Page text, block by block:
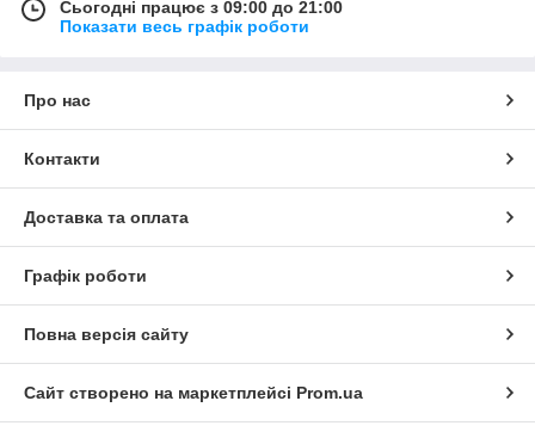
Сьогодні працює з 09:00 до 21:00
Показати весь графік роботи
Про нас
Контакти
Доставка та оплата
Графік роботи
Повна версія сайту
Сайт створено на маркетплейсі Prom.ua